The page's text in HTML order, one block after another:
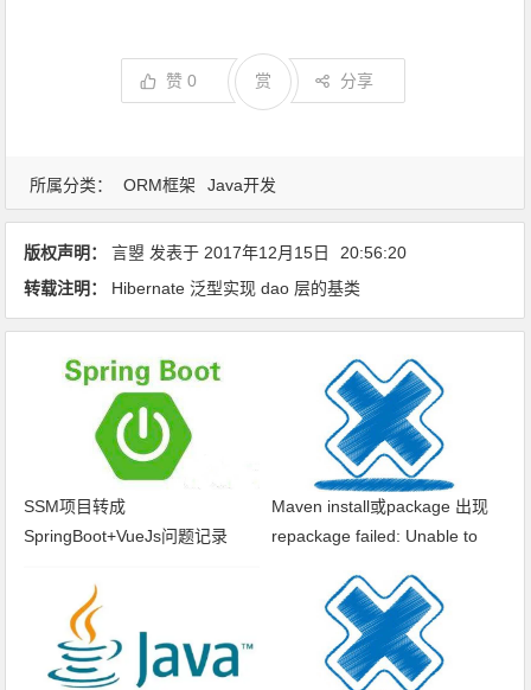
赞0 分享
赏
所属分类： ORM框架 Java开发
版权声明： 言曌 发表于 2017年12月15日
20:56:20
转载注明：
Hibernate 泛型实现 dao 层的基类
SSM项目转成
SpringBoot+VueJs问题记录
Maven install或package 出现
repackage failed: Unable to